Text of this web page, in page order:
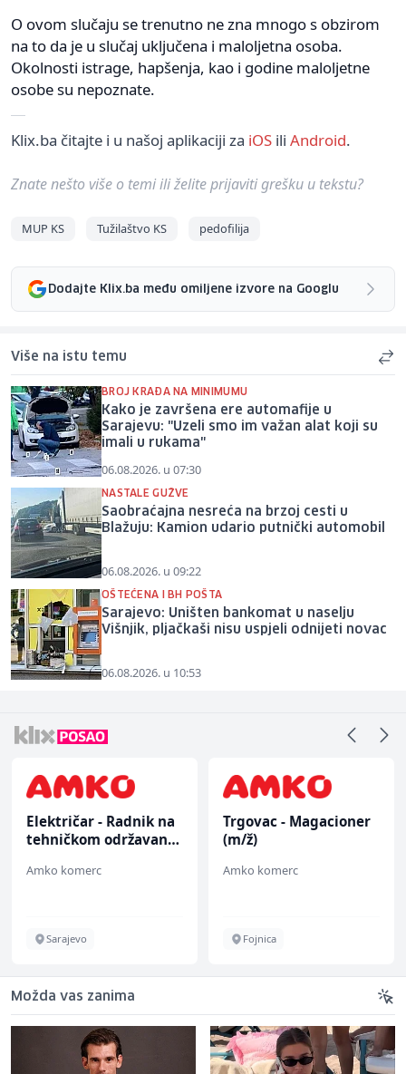
O ovom slučaju se trenutno ne zna mnogo s obzirom
na to da je u slučaj uključena i maloljetna osoba.
Okolnosti istrage, hapšenja, kao i godine maloljetne
osobe su nepoznate.
Klix.ba čitajte i u našoj aplikaciji za iOS ili Android.
Znate nešto više o temi ili želite prijaviti grešku u tekstu?
MUP KS Tužilaštvo KS pedofilija
Dodajte Klix.ba među omiljene izvore na Googlu
Više na istu temu
BROJ KRAĐA NA MINIMUMU
Kako je završena ere automafije u
Sarajevu: "Uzeli smo im važan alat koji su
imali u rukama"
06.08.2026. u 07:30
NASTALE GUŽVE
Saobraćajna nesreća na brzoj cesti u
Blažuju: Kamion udario putnički automobil
06.08.2026. u 09:22
OŠTEĆENA I BH POŠTA
Sarajevo: Uništen bankomat u naselju
Višnjik, pljačkaši nisu uspjeli odnijeti novac
06.08.2026. u 10:53
Električar - Radnik na
tehničkom održavanju
Amko komerc
Sarajevo
Trgovac - Magacioner
(m/ž)
Amko komerc
Fojnica
Možda vas zanima